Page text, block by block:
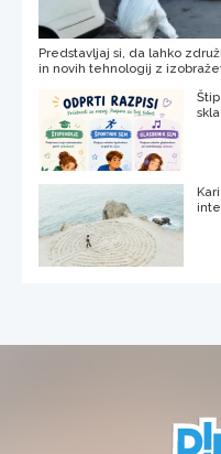
Predstavljaj si, da lahko
in novih tehnologij z